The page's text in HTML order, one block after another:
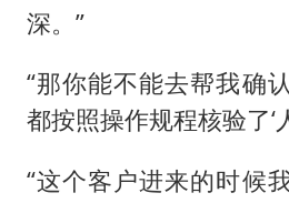
深。”
“那你能不能去帮我确
都按照操作规程核验了‘
“这个客户进来的时候